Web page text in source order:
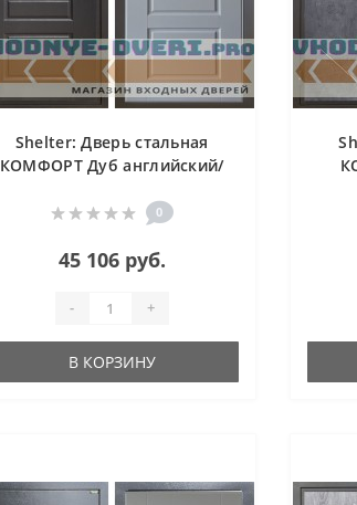
Shelter: Дверь стальная
КОМФОРТ Дуб английский/
0
45 106 руб.
- +
В КОРЗИНУ